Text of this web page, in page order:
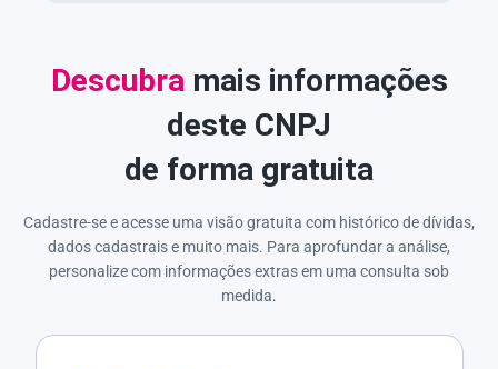
Descubramais informações
deste CNPJ
de forma gratuita
Cadastre-se e acesse uma visão gratuita com histórico de dívidas,
dados cadastrais e muito mais. Para aprofundar a análise,
personalize com informações extras em uma consulta sob
medida.